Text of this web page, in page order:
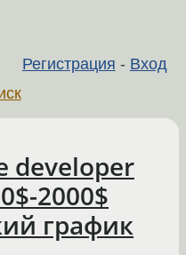
Регистрация - Вход
developer
2000$
график